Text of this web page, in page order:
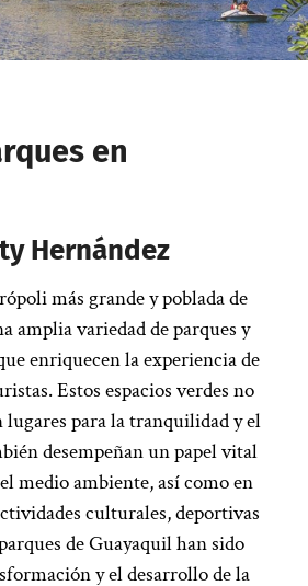
en
Hernández
más grande y poblada de
amplia variedad de parques y
enriquecen la experiencia de
Estos espacios verdes no
para la tranquilidad y el
desempeñan un papel vital
medio ambiente, así como en
culturales, deportivas
de Guayaquil han sido
y el desarrollo de la